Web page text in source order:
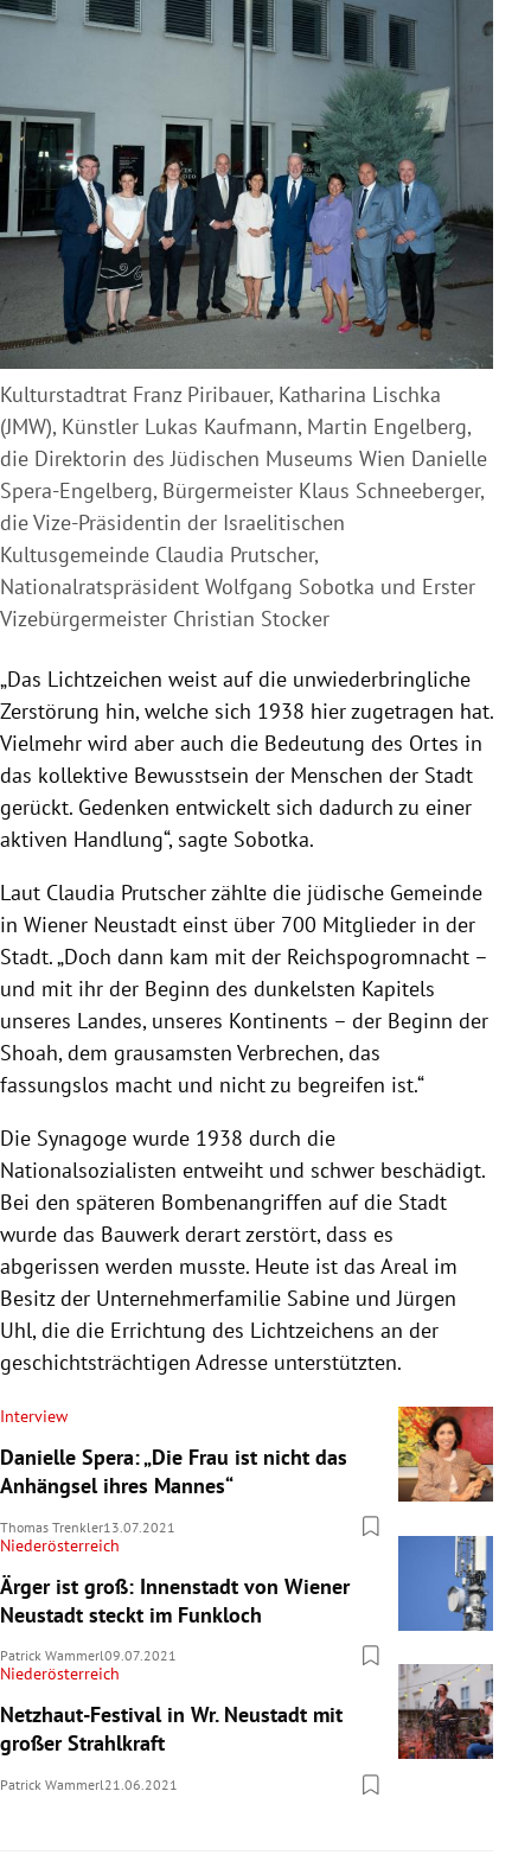
Kulturstadtrat Franz Piribauer, Katharina Lischka
(JMW), Künstler Lukas Kaufmann, Martin Engelberg,
die Direktorin des Jüdischen Museums Wien Danielle
Spera-Engelberg, Bürgermeister Klaus Schneeberger,
die Vize-Präsidentin der Israelitischen
Kultusgemeinde Claudia Prutscher,
Nationalratspräsident Wolfgang Sobotka und Erster
Vizebürgermeister Christian Stocker
„Das Lichtzeichen weist auf die unwiederbringliche
Zerstörung hin, welche sich 1938 hier zugetragen hat.
Vielmehr wird aber auch die Bedeutung des Ortes in
das kollektive Bewusstsein der Menschen der Stadt
gerückt. Gedenken entwickelt sich dadurch zu einer
aktiven Handlung“, sagte Sobotka.
Laut Claudia Prutscher zählte die jüdische Gemeinde
in Wiener Neustadt einst über 700 Mitglieder in der
Stadt. „Doch dann kam mit der Reichspogromnacht –
und mit ihr der Beginn des dunkelsten Kapitels
unseres Landes, unseres Kontinents – der Beginn der
Shoah, dem grausamsten Verbrechen, das
fassungslos macht und nicht zu begreifen ist.“
Die Synagoge wurde 1938 durch die
Nationalsozialisten entweiht und schwer beschädigt.
Bei den späteren Bombenangriffen auf die Stadt
wurde das Bauwerk derart zerstört, dass es
abgerissen werden musste. Heute ist das Areal im
Besitz der Unternehmerfamilie Sabine und Jürgen
Uhl, die die Errichtung des Lichtzeichens an der
geschichtsträchtigen Adresse unterstützten.
Interview
Danielle Spera: „Die Frau ist nicht das
Anhängsel ihres Mannes“
Thomas Trenkler13.07.2021
Niederösterreich
Ärger ist groß: Innenstadt von Wiener
Neustadt steckt im Funkloch
Patrick Wammerl09.07.2021
Niederösterreich
Netzhaut-Festival in Wr. Neustadt mit
großer Strahlkraft
Patrick Wammerl21.06.2021